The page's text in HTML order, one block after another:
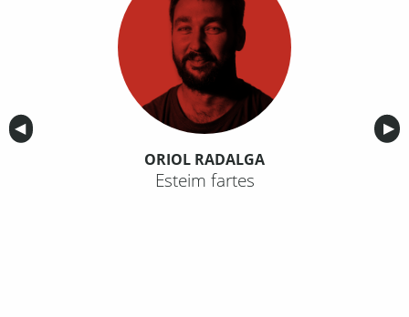
Anterior
◀︎ ▶︎
ORIOL RADALGA
Esteim fartes